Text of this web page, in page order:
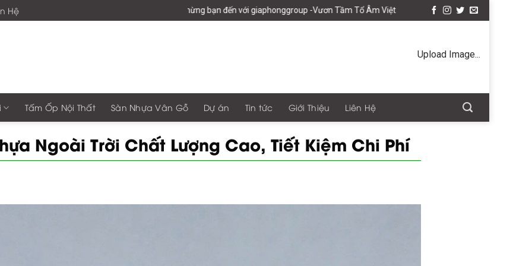
Hệ Chào mừng bạn đến với giaphonggroup -Vươn Tầm Tổ Âm Việt
Upload Image...
Tấm Ốp Nội Thất Sàn Nhựa Vân Gỗ Dự án Tin tức Giới Thiệu Liên Hệ
Ngoài Trời Chất Lượng Cao, Tiết Kiệm Chi Phí